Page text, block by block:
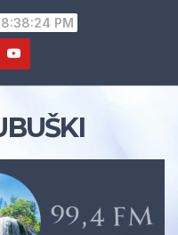
8:38:25 PM